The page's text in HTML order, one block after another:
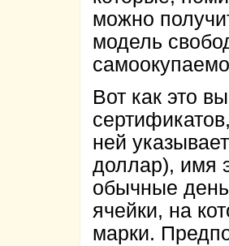
можно
модель
Вот как это
ней
доллар), имя
обычные
ячейки, на
марки.